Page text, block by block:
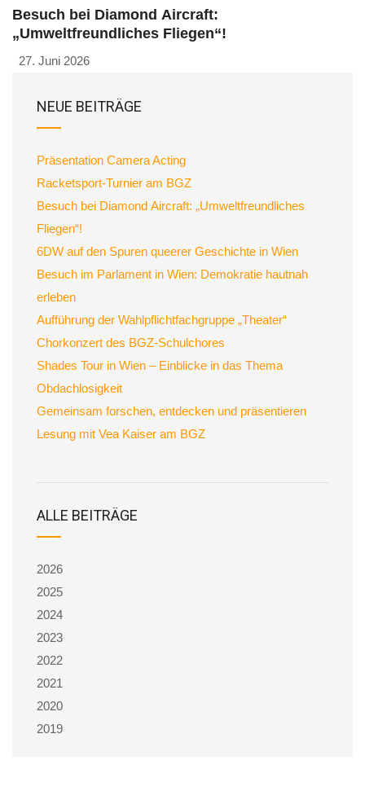
Besuch bei Diamond Aircraft:
„Umweltfreundliches Fliegen“!
27. Juni 2026
NEUE BEITRÄGE
Präsentation Camera Acting
Racketsport-Turnier am BGZ
Besuch bei Diamond Aircraft: „Umweltfreundliches
Fliegen“!
6DW auf den Spuren queerer Geschichte in Wien
Besuch im Parlament in Wien: Demokratie hautnah
erleben
Aufführung der Wahlpflichtfachgruppe „Theater“
Chorkonzert des BGZ-Schulchores
Shades Tour in Wien – Einblicke in das Thema
Obdachlosigkeit
Gemeinsam forschen, entdecken und präsentieren
Lesung mit Vea Kaiser am BGZ
ALLE BEITRÄGE
2026
2025
2024
2023
2022
2021
2020
2019